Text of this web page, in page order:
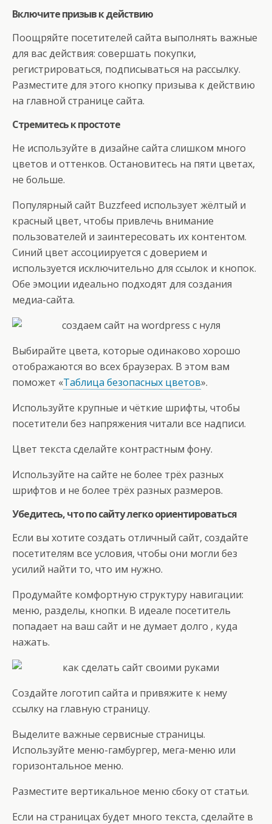
Включите призыв к действию
Поощряйте посетителей сайта выполнять важные
для вас действия: совершать покупки,
регистрироваться, подписываться на рассылку.
Разместите для этого кнопку призыва к действию
на главной странице сайта.
Стремитесь к простоте
Не используйте в дизайне сайта слишком много
цветов и оттенков. Остановитесь на пяти цветах,
не больше.
Популярный сайт Buzzfeed использует жёлтый и
красный цвет, чтобы привлечь внимание
пользователей и заинтересовать их контентом.
Синий цвет ассоциируется с доверием и
используется исключительно для ссылок и кнопок.
Обе эмоции идеально подходят для создания
медиа-сайта.
Выбирайте цвета, которые одинаково хорошо
отображаются во всех браузерах. В этом вам
поможет «Таблица безопасных цветов».
Используйте крупные и чёткие шрифты, чтобы
посетители без напряжения читали все надписи.
Цвет текста сделайте контрастным фону.
Используйте на сайте не более трёх разных
шрифтов и не более трёх разных размеров.
Убедитесь, что по сайту легко ориентироваться
Если вы хотите создать отличный сайт, создайте
посетителям все условия, чтобы они могли без
усилий найти то, что им нужно.
Продумайте комфортную структуру навигации:
меню, разделы, кнопки. В идеале посетитель
попадает на ваш сайт и не думает долго , куда
нажать.
Создайте логотип сайта и привяжите к нему
ссылку на главную страницу.
Выделите важные сервисные страницы.
Используйте меню-гамбургер, мега-меню или
горизонтальное меню.
Разместите вертикальное меню сбоку от статьи.
Если на страницах будет много текста, сделайте в